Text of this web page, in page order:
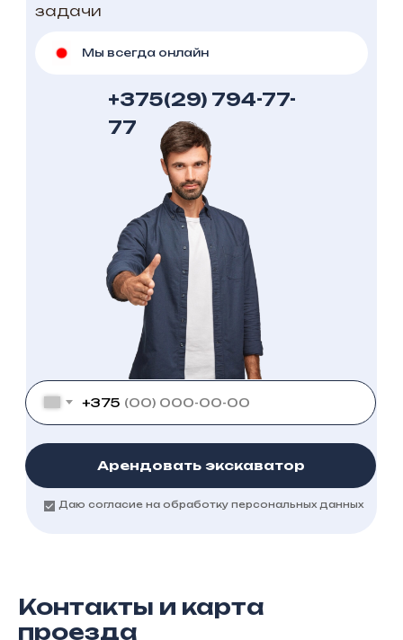
Даю согласие на обработку персональных данных
задачи
Мы всегда онлайн
+375
Арендовать экскаватор
+375(29) 794-77-
77
Контакты и карта
проезда